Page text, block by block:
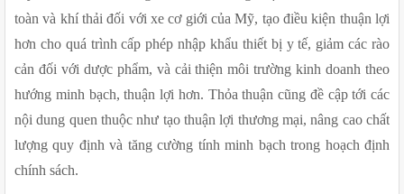
toàn và khí thải đối với xe cơ giới của Mỹ, tạo điều kiện thuận lợi
hơn cho quá trình cấp phép nhập khẩu thiết bị y tế, giảm các rào
cản đối với dược phẩm, và cải thiện môi trường kinh doanh theo
hướng minh bạch, thuận lợi hơn. Thỏa thuận cũng đề cập tới các
nội dung quen thuộc như tạo thuận lợi thương mại, nâng cao chất
lượng quy định và tăng cường tính minh bạch trong hoạch định
chính sách.